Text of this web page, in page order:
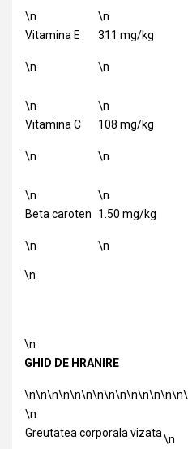
\n
Vitamina E
\n
\n
311 mg/kg
\n
\n
Vitamina C
\n
\n
108 mg/kg
\n
\n
Beta caroten
\n
\n
1.50 mg/kg
\n
\n
\n
GHID DE HRANIRE
\n
Greutatea corporala vizata\n